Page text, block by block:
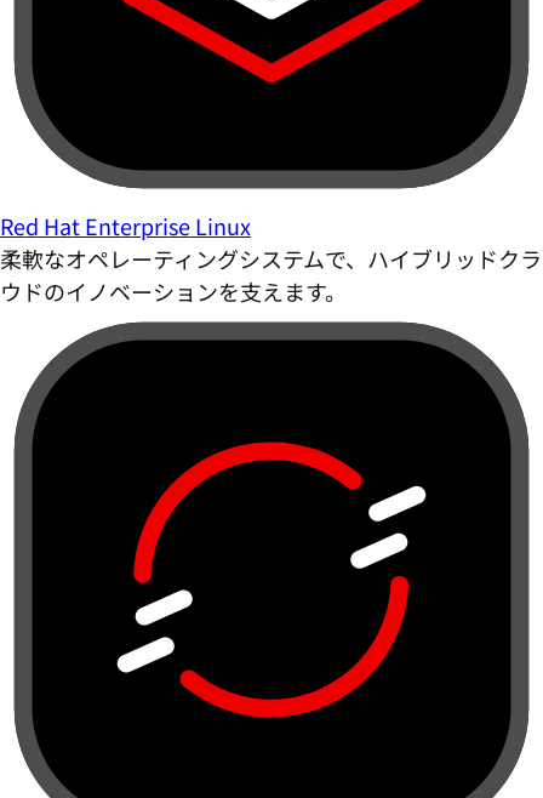
Red Hat Enterprise Linux
柔軟なオペレーティングシステムで、ハイブリッドクラ
ウドのイノベーションを支えます。